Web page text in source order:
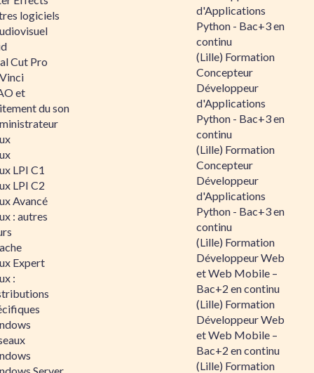
logiciels
Cut Pro
et
du son
LPI C1
LPI C2
Avancé
: autres
Expert
:
d'Applications
Python - Bac+3 en
continu
(Lille) Formation
Concepteur
Développeur
d'Applications
Python - Bac+3 en
continu
(Lille) Formation
Concepteur
Développeur
d'Applications
Python - Bac+3 en
continu
(Lille) Formation
Développeur Web
et Web Mobile –
Bac+2 en continu
(Lille) Formation
Développeur Web
et Web Mobile –
Bac+2 en continu
(Lille) Formation